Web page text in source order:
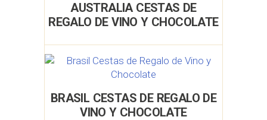
AUSTRALIA CESTAS DE
REGALO DE VINO Y CHOCOLATE
BRASIL CESTAS DE REGALO DE
VINO Y CHOCOLATE